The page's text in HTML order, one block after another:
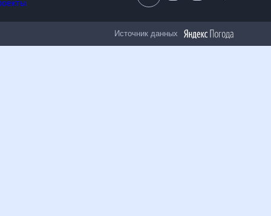
18+
Источник данных